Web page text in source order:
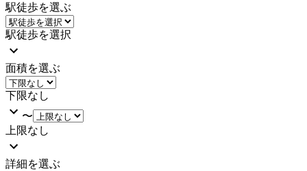
駅徒歩を選ぶ
駅徒歩を選択
面積を選ぶ
下限なし
〜
上限なし
詳細を選ぶ